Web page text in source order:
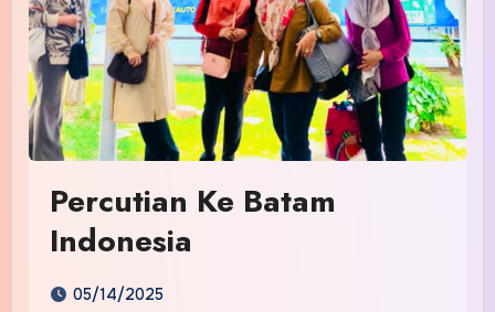
Percutian Ke Batam
Indonesia
05/14/2025